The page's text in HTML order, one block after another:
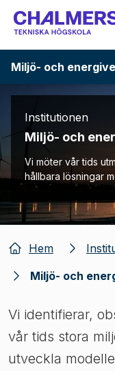
Gå
Miljö- och
Institutionen
Miljö- och
Vi möter vår tids
hållbara lösningar
Hem
Miljö- och
Vi identifierar,
vår tids stora
utveckla